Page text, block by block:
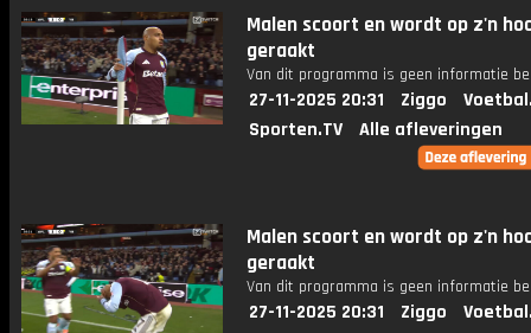
Malen scoort en wordt op z'n
geraakt
Van dit programma is geen informatie
27-11-2025 20:31 Ziggo
Sporten.TV
Alle afleveringen
Malen scoort en wordt op z'n
geraakt
Van dit programma is geen informatie
27-11-2025 20:31 Ziggo